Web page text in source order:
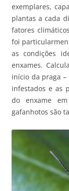
exemplares,
plantas a cada
fatores
foi
as condições
enxames.
início da praga
infestados e as
do enxame
gafanhotos são